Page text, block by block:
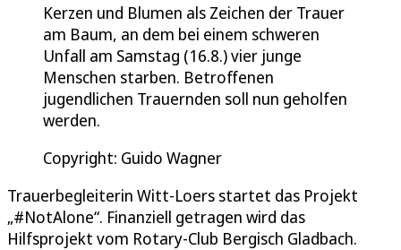
Kerzen und Blumen als Zeichen der Trauer
am Baum, an dem bei einem schweren
Unfall am Samstag (16.8.) vier junge
Menschen starben. Betroffenen
jugendlichen Trauernden soll nun geholfen
werden.
Copyright: Guido Wagner
Trauerbegleiterin Witt-Loers startet das Projekt
„#NotAlone“. Finanziell getragen wird das
Hilfsprojekt vom Rotary-Club Bergisch Gladbach.